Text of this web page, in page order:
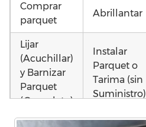
Comprar
parquet
Abrillantar
Lijar
(Acuchillar)
y Barnizar
Parquet
(Completo)
Instalar
Parquet o
Tarima (sin
Suministro)